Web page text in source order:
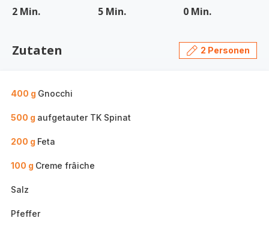
2 Min. 5 Min. 0 Min.
Zutaten 2 Personen
400 g Gnocchi
500 g aufgetauter TK Spinat
200 g Feta
100 g Creme frâiche
Salz
Pfeffer